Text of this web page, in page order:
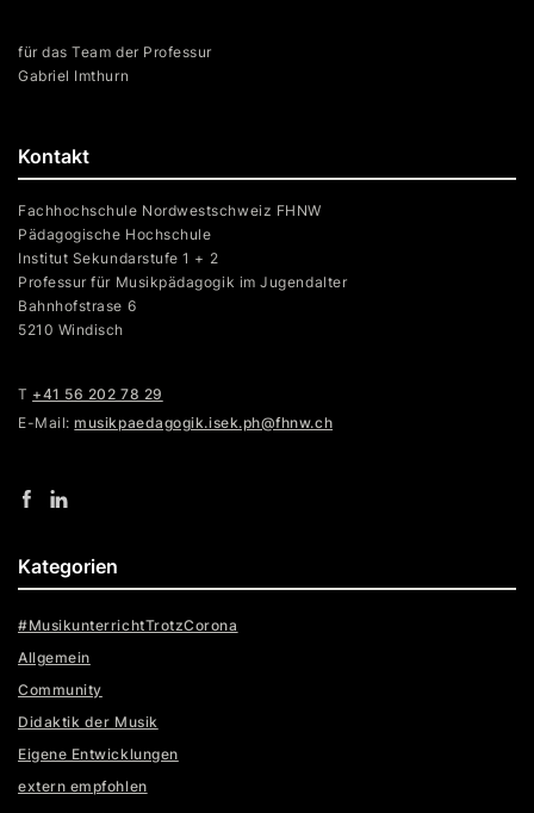
Kontakt
Fachhochschule Nordwestschweiz FHNW
Pädagogische Hochschule
Institut Sekundarstufe 1 + 2
Professur für Musikpädagogik im Jugendalter
Bahnhofstrase 6
5210 Windisch
T +41 56 202 78 29
E-Mail:musikpaedagogik.isek.ph@fhnw.ch
für das Team der Professur
Gabriel Imthurn
Kategorien
#MusikunterrichtTrotzCorona
Allgemein
Community
Didaktik der Musik
Eigene Entwicklungen
extern empfohlen